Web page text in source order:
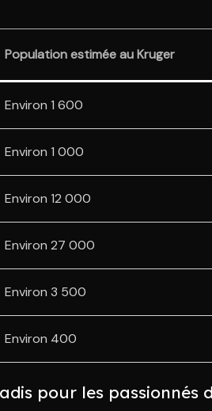
Population estimée au Kruger
Environ 1 600
Environ 1 000
Environ 12 000
Environ 27 000
Environ 3 500
Environ 400
pour les passionnés